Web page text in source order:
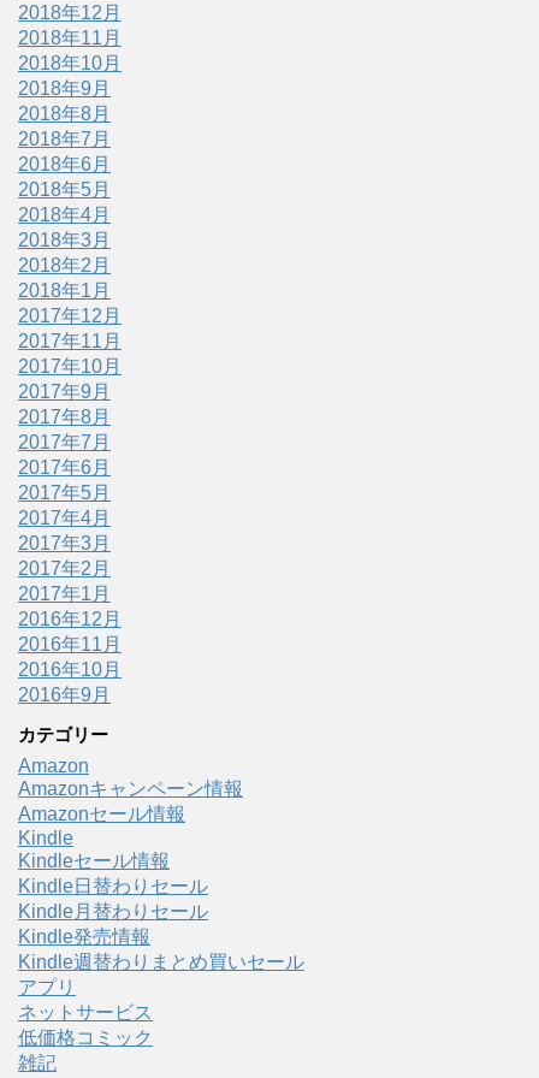
2018年12月
2018年11月
2018年10月
2018年9月
2018年8月
2018年7月
2018年6月
2018年5月
2018年4月
2018年3月
2018年2月
2018年1月
2017年12月
2017年11月
2017年10月
2017年9月
2017年8月
2017年7月
2017年6月
2017年5月
2017年4月
2017年3月
2017年2月
2017年1月
2016年12月
2016年11月
2016年10月
2016年9月
カテゴリー
Amazon
Amazonキャンペーン情報
Amazonセール情報
Kindle
Kindleセール情報
Kindle日替わりセール
Kindle月替わりセール
Kindle発売情報
Kindle週替わりまとめ買いセール
アプリ
ネットサービス
低価格コミック
雑記